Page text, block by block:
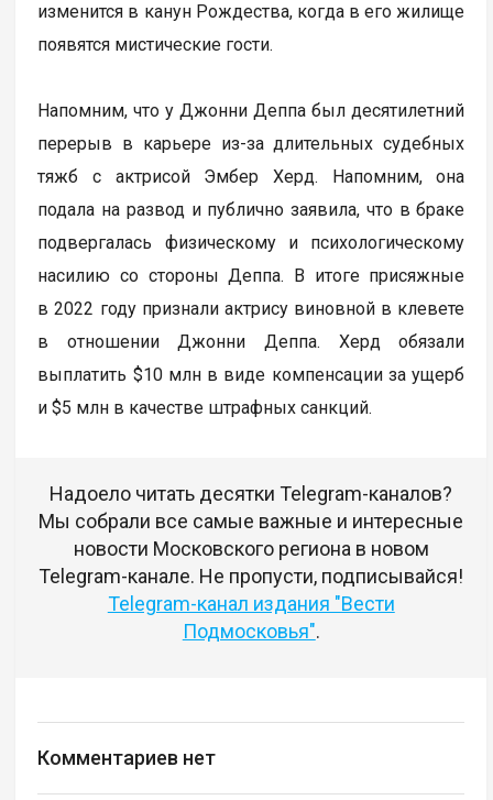
изменится в канун Рождества, когда в его жилище
появятся мистические гости.
Напомним, что у Джонни Деппа был десятилетний
перерыв в карьере из-за длительных судебных
тяжб с актрисой Эмбер Херд. Напомним, она
подала на развод и публично заявила, что в браке
подвергалась физическому и психологическому
насилию со стороны Деппа. В итоге присяжные
в 2022 году признали актрису виновной в клевете
в отношении Джонни Деппа. Херд обязали
выплатить $10 млн в виде компенсации за ущерб
и $5 млн в качестве штрафных санкций.
Надоело читать десятки Telegram-каналов?
Мы собрали все самые важные и интересные
новости Московского региона в новом
Telegram-канале. Не пропусти, подписывайся!
Telegram-канал издания "Вести
Подмосковья".
Комментариев нет